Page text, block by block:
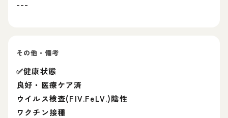
---
その他・備考
✅健康状態
良好・医療ケア済
ウイルス検査(FIV.FeLV.)陰性
ワクチン接種